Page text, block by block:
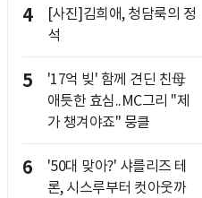
4
[사진]김희애, 청담룩의 정
석
5
'17억 빚' 함께 견딘 친母
애틋한 효심..MC그리 "제
가 챙겨야죠" 뭉클
6
'50대 맞아?' 샤를리즈 테
론, 시스루부터 컷아웃까